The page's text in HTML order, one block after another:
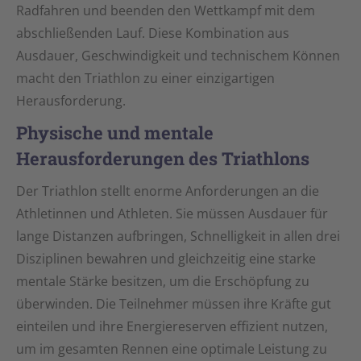
Radfahren und beenden den Wettkampf mit dem
abschließenden Lauf. Diese Kombination aus
Ausdauer, Geschwindigkeit und technischem Können
macht den Triathlon zu einer einzigartigen
Herausforderung.
Physische und mentale
Herausforderungen des Triathlons
Der Triathlon stellt enorme Anforderungen an die
Athletinnen und Athleten. Sie müssen Ausdauer für
lange Distanzen aufbringen, Schnelligkeit in allen drei
Disziplinen bewahren und gleichzeitig eine starke
mentale Stärke besitzen, um die Erschöpfung zu
überwinden. Die Teilnehmer müssen ihre Kräfte gut
einteilen und ihre Energiereserven effizient nutzen,
um im gesamten Rennen eine optimale Leistung zu